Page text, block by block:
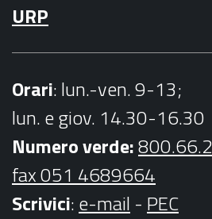
URP
Orari: lun.-ven. 9-13;
lun. e giov. 14.30-16.30
Numero verde:
fax 051 4689664
Scrivici:e-mail - PEC